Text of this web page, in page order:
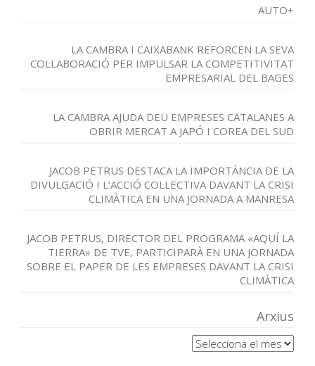
AUTO+
LA CAMBRA I CAIXABANK REFORCEN LA SEVA
COL·LABORACIÓ PER IMPULSAR LA COMPETITIVITAT
EMPRESARIAL DEL BAGES
LA CAMBRA AJUDA DEU EMPRESES CATALANES A
OBRIR MERCAT A JAPÓ I COREA DEL SUD
JACOB PETRUS DESTACA LA IMPORTÀNCIA DE LA
DIVULGACIÓ I L’ACCIÓ COL·LECTIVA DAVANT LA CRISI
CLIMÀTICA EN UNA JORNADA A MANRESA
JACOB PETRUS, DIRECTOR DEL PROGRAMA «AQUÍ LA
TIERRA» DE TVE, PARTICIPARÀ EN UNA JORNADA
SOBRE EL PAPER DE LES EMPRESES DAVANT LA CRISI
CLIMÀTICA
Arxius
Arxius